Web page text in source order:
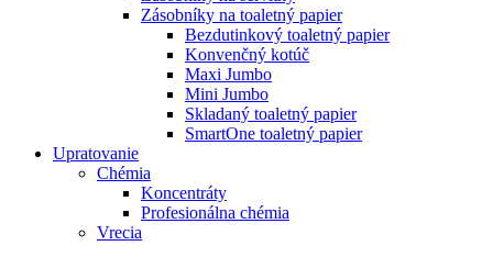
Zásobníky na toaletný papier
Bezdutinkový toaletný papier
Konvenčný kotúč
Maxi Jumbo
Mini Jumbo
Skladaný toaletný papier
SmartOne toaletný papier
Upratovanie
Chémia
Koncentráty
Profesionálna chémia
Vrecia